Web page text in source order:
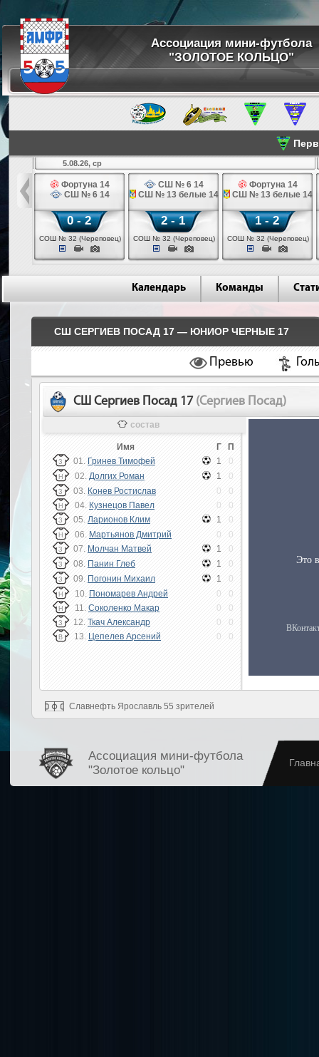
Ассоциация мини-футбола
"ЗОЛОТОЕ КОЛЬЦО"
14
5.08.26, ср
Фортуна 14
СШ № 6 14
0 - 2
СОШ № 32 (Череповец)
СШ № 6 14
СШ № 13 белые 14
2 - 1
СОШ № 32 (Череповец)
Фортуна 14
СШ № 13 белые 14
1 - 2
СОШ № 32 (Череповец)
Календарь Команды
СШ СЕРГИЕВ ПОСАД 17 — ЮНИОР ЧЕРНЫЕ 17
Превью
СШ Сергиев Посад 17 (Сергиев Посад)
состав
Имя Г П
З 01. Гринев Тимофей 1 0
Н 02. Долгих Роман 1 0
З 03. Конев Ростислав 0 0
Н 04. Кузнецов Павел 0 0
З 05. Ларионов Клим 1 0
Н 06. Мартьянов Дмитрий 0 0
З 07. Молчан Матвей 1 0
З 08. Панин Глеб 1 0
З 09. Погонин Михаил 1 0
Н 10. Пономарев Андрей 0 0
Н 11. Соколенко Макар 0 0
З 12. Ткач Александр 0 0
В 13. Цепелев Арсений 0 0
Славнефть Ярославль 55 зрителей
Ассоциация мини-футбола
"Золотое кольцо"